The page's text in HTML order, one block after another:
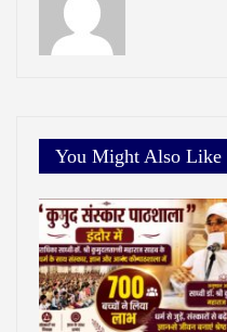
You Might Also Like